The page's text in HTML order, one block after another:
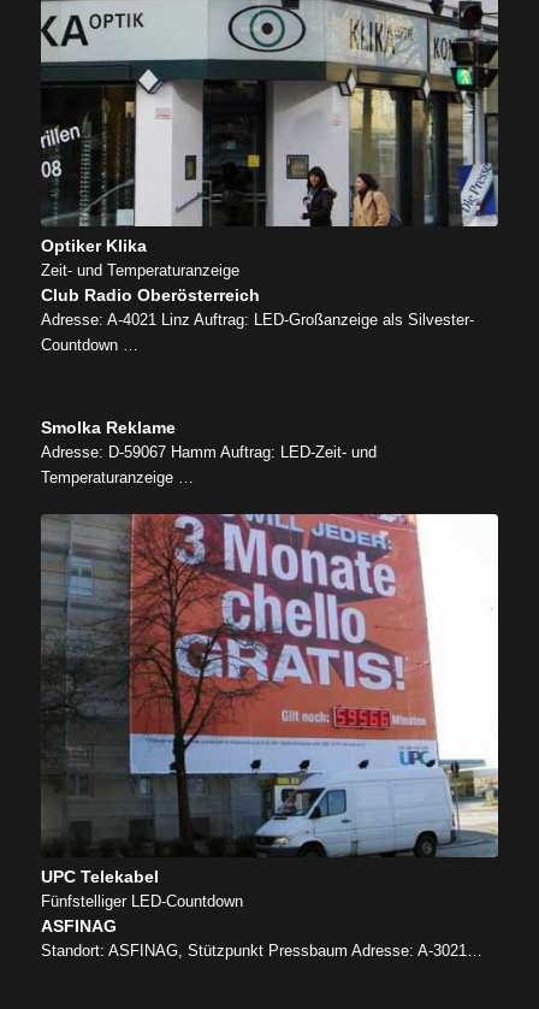
Optiker Klika
Zeit- und Temperaturanzeige
Club Radio Oberösterreich
Adresse: A-4021 Linz Auftrag: LED-Großanzeige als Silvester-
Countdown …
Smolka Reklame
Adresse: D-59067 Hamm Auftrag: LED-Zeit- und
Temperaturanzeige …
UPC Telekabel
Fünfstelliger LED-Countdown
ASFINAG
Standort: ASFINAG, Stützpunkt Pressbaum Adresse: A-3021…